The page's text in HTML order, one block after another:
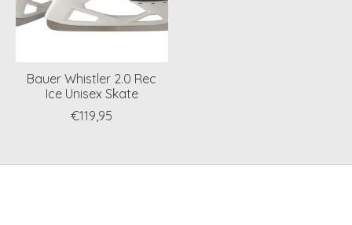
Bauer Whistler 2.0 Rec
Ice Unisex Skate
€119,95